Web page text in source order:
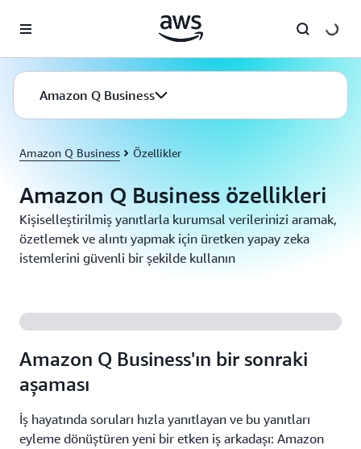
Amazon Q Business
Amazon Q Business Özellikler
Amazon Q Business özellikleri
Kişiselleştirilmiş yanıtlarla kurumsal verilerinizi aramak,
özetlemek ve alıntı yapmak için üretken yapay zeka
istemlerini güvenli bir şekilde kullanın
Amazon Q Business'ın bir sonraki
aşaması
İş hayatında soruları hızla yanıtlayan ve bu yanıtları
eyleme dönüştüren yeni bir etken iş arkadaşı: Amazon